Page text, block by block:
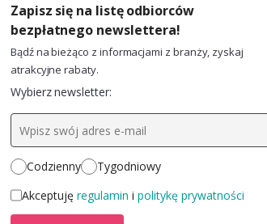
Zapisz się na listę odbiorców
bezpłatnego newslettera!
Bądź na bieżąco z informacjami z branży, zyskaj
atrakcyjne rabaty.
Wybierz newsletter:
Codzienny
Tygodniowy
Akceptuję regulamin i politykę prywatności